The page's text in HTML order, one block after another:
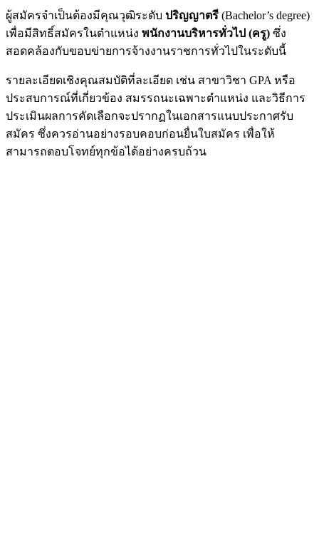
ผู้สมัครจำเป็นต้องมีคุณวุฒิระดับ ปริญญาตรี (Bachelor’s degree)
เพื่อมีสิทธิ์สมัครในตำแหน่ง พนักงานบริหารทั่วไป (ครู) ซึ่ง
สอดคล้องกับขอบข่ายการจ้างงานราชการทั่วไปในระดับนี้
รายละเอียดเชิงคุณสมบัติที่ละเอียด เช่น สาขาวิชา GPA หรือ
ประสบการณ์ที่เกี่ยวข้อง สมรรถนะเฉพาะตำแหน่ง และวิธีการ
ประเมินผลการคัดเลือกจะปรากฏในเอกสารแนบประกาศรับ
สมัคร ซึ่งควรอ่านอย่างรอบคอบก่อนยื่นใบสมัคร เพื่อให้
สามารถตอบโจทย์ทุกข้อได้อย่างครบถ้วน